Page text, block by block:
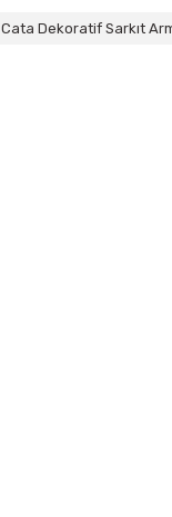
Cata Dekoratif Sarkıt